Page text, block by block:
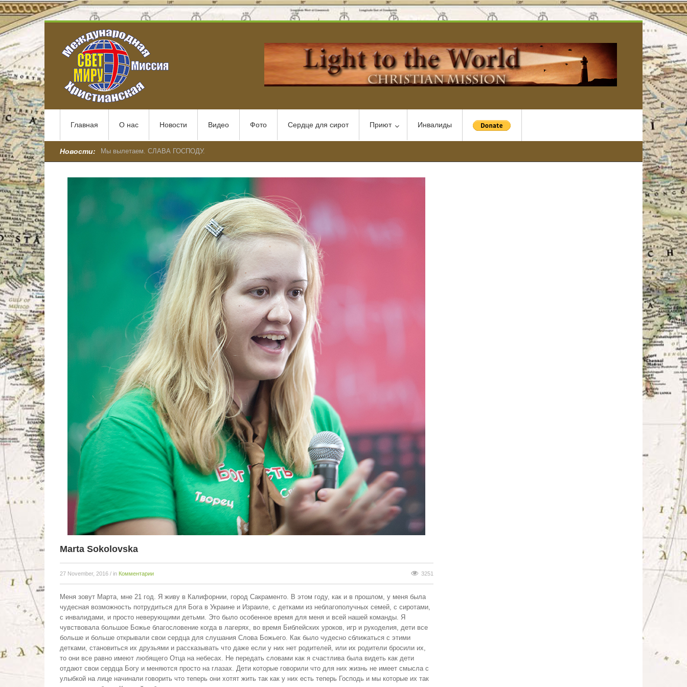
Главная О нас Новости Видео Фото Сердце для сирот Приют Инвалиды
Новости: Народ Божий, братья и сестры…
Marta Sokolovska
27 November, 2016 / in Комментарии 3251
Меня зовут Марта, мне 21 год. Я живу в Калифорнии, город Сакраменто. В этом году, как и в прошлом, у меня была
чудесная возможность потрудиться для Бога в Украине и Израиле, с детками из неблагополучных семей, с сиротами,
с инвалидами, и просто неверующими детьми. Это было особенное время для меня и всей нашей команды. Я
чувствовала большое Божье благословение когда в лагерях, во время Библейских уроков, игр и рукоделия, дети все
больше и больше открывали свои сердца для слушания Слова Божьего. Как было чудесно сближаться с этими
детками, становиться их друзьями и рассказывать что даже если у них нет родителей, или их родители бросили их,
то они все равно имеют любящего Отца на небесах. Не передать словами как я счастлива была видеть как дети
отдают свои сердца Богу и меняются просто на глазах. Дети которые говорили что для них жизнь не имеет смысла с
улыбкой на лице начинали говорить что теперь они хотят жить так как у них есть теперь Господь и мы которые их так